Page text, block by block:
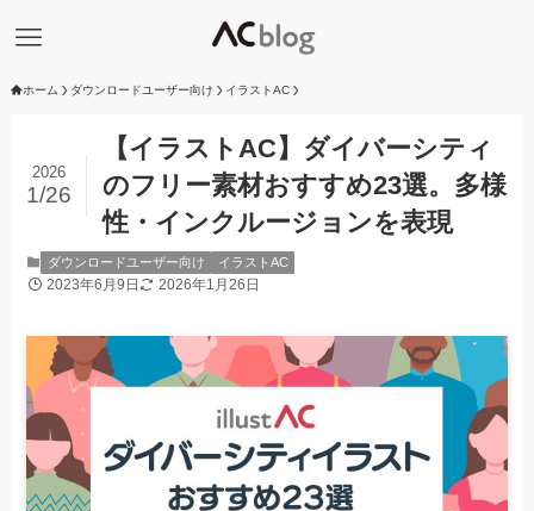
ホーム ダウンロードユーザー向け イラストAC
【イラストAC】ダイバーシティ
のフリー素材おすすめ23選。多様
性・インクルージョンを表現
2026
1/26
ダウンロードユーザー向け イラストAC
2023年6月9日 2026年1月26日